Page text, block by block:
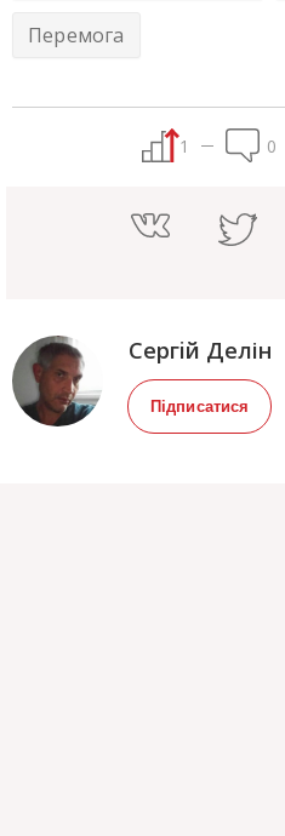
Перемога
1 0
Сергiй Делін
Підписатися